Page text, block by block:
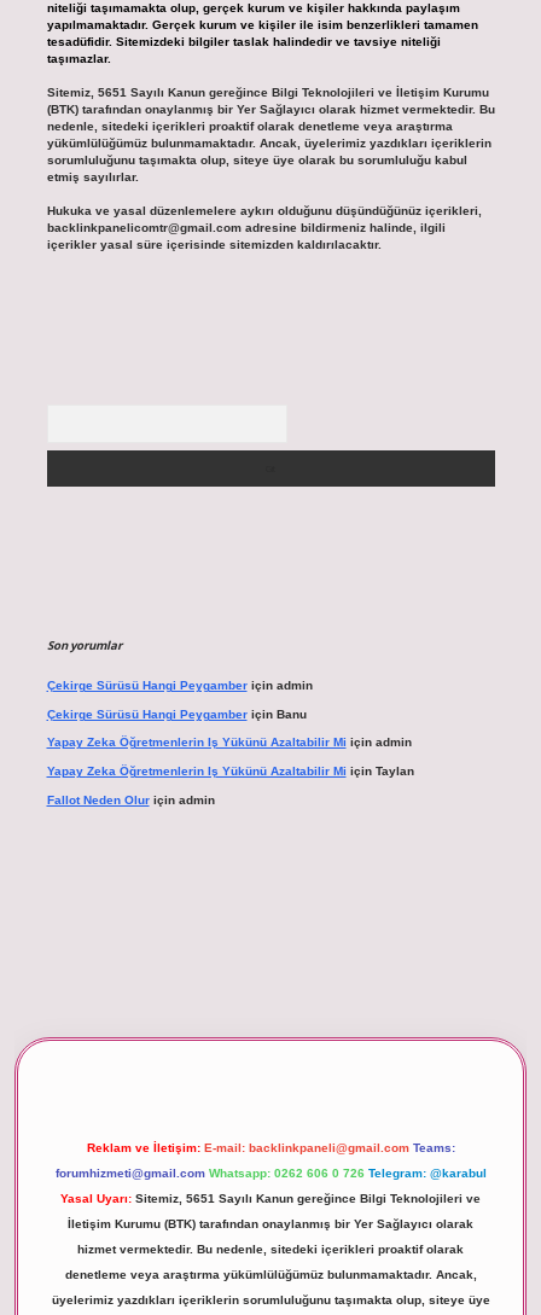
niteliği taşımamakta olup, gerçek kurum ve kişiler hakkında paylaşım
yapılmamaktadır. Gerçek kurum ve kişiler ile isim benzerlikleri tamamen
tesadüfidir. Sitemizdeki bilgiler taslak halindedir ve tavsiye niteliği
taşımazlar.
Sitemiz, 5651 Sayılı Kanun gereğince Bilgi Teknolojileri ve İletişim Kurumu
(BTK) tarafından onaylanmış bir Yer Sağlayıcı olarak hizmet vermektedir. Bu
nedenle, sitedeki içerikleri proaktif olarak denetleme veya araştırma
yükümlülüğümüz bulunmamaktadır. Ancak, üyelerimiz yazdıkları içeriklerin
sorumluluğunu taşımakta olup, siteye üye olarak bu sorumluluğu kabul
etmiş sayılırlar.
Hukuka ve yasal düzenlemelere aykırı olduğunu düşündüğünüz içerikleri,
backlinkpanelicomtr@gmail.comadresine bildirmeniz halinde, ilgili
içerikler yasal süre içerisinde sitemizden kaldırılacaktır.
Son yorumlar
Çekirge Sürüsü Hangi Peygamberiçin admin
Çekirge Sürüsü Hangi Peygamberiçin Banu
Yapay Zeka Öğretmenlerin Iş Yükünü Azaltabilir Mi için admin
Yapay Zeka Öğretmenlerin Iş Yükünü Azaltabilir Mi için Taylan
Fallot Neden Oluriçin admin
Reklam ve İletişim: E-mail: backlinkpaneli@gmail.com Teams:
forumhizmeti@gmail.com Whatsapp: 0262 606 0 726 Telegram: @karabul
Yasal Uyarı: Sitemiz, 5651 Sayılı Kanun gereğince Bilgi Teknolojileri ve
İletişim Kurumu (BTK) tarafından onaylanmış bir Yer Sağlayıcı olarak
hizmet vermektedir. Bu nedenle, sitedeki içerikleri proaktif olarak
denetleme veya araştırma yükümlülüğümüz bulunmamaktadır. Ancak,
üyelerimiz yazdıkları içeriklerin sorumluluğunu taşımakta olup, siteye üye